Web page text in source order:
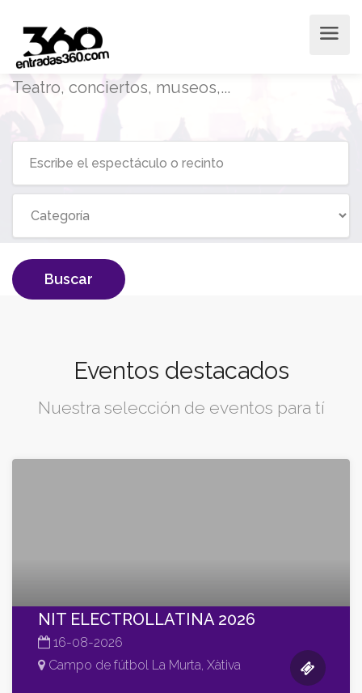
Encuentra los espectáculos
cerca de tí
Teatro, conciertos, museos,...
Buscar
Eventos destacados
Nuestra selección de eventos para tí
NIT ELECTROLLATINA 2026
16-08-2026
Campo de fútbol La Murta, Xàtiva